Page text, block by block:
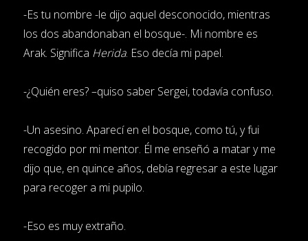
-Es tu nombre -le dijo aquel desconocido, mientras
los dos abandonaban el bosque-. Mi nombre es
Arak. Significa Herida. Eso decía mi papel.
-¿Quién eres? –quiso saber Sergei, todavía confuso.
-Un asesino. Aparecí en el bosque, como tú, y fui
recogido por mi mentor. Él me enseñó a matar y me
dijo que, en quince años, debía regresar a este lugar
para recoger a mi pupilo.
-Eso es muy extraño.